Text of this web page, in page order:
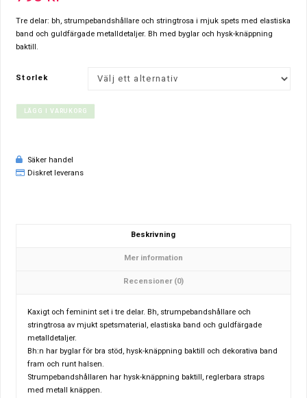
5
Tre delar: bh, strumpebandshållare och stringtrosa i mjuk spets med elastiska
band och guldfärgade metalldetaljer. Bh med byglar och hysk-knäppning
baktill.
Storlek
LÄGG I VARUKORG
Säker handel
Diskret leverans
Beskrivning
Mer information
Recensioner (0)
Kaxigt och feminint set i tre delar. Bh, strumpebandshållare och
stringtrosa av mjukt spetsmaterial, elastiska band och guldfärgade
metalldetaljer.
Bh:n har byglar för bra stöd, hysk-knäppning baktill och dekorativa band
fram och runt halsen.
Strumpebandshållaren har hysk-knäppning baktill, reglerbara straps
med metall knäppen.